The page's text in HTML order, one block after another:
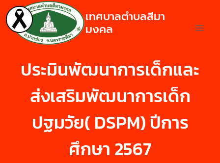
เทศบาลตำบลสีมา
มงคล
ประมินพัฒนาการเด็กและ
ส่งเสริมพัฒนาการเด็ก
ปฐมวัย( DSPM) ปีการ
ศึกษา 2567